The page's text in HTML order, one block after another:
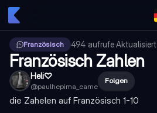
Französisch 494 aufrufe·Aktualisiert
Französisch Zahlen
Heli♡
@paulhepima_eame
Folgen
die Zahelen auf Französisch 1-10